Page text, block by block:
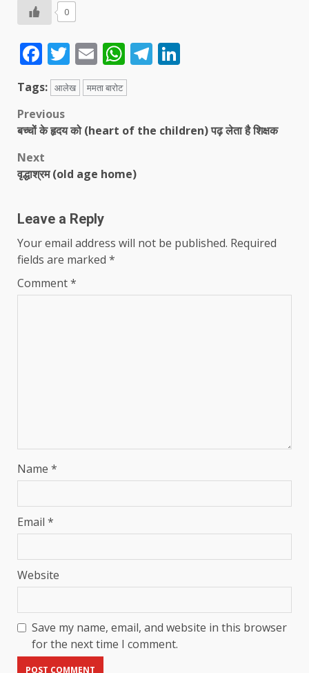
0
Facebook
Twitter
EmailWhatsApp
Telegram
Tags: आलेख ममता बारोट
Post
Previous
बच्चों के हृदय को (heart of the children) पढ़ लेता है शिक्षक
Next
वृद्धाश्रम (old age home)
Leave a Reply
Your email address will not be published. Required
fields are marked *
Comment*
Name *
Email *
Website
Save my name, email, and website in this browser
for the next time I comment.